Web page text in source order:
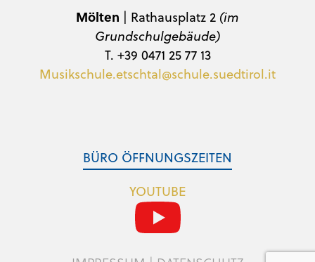
Mölten | Rathausplatz 2 (im
Grundschulgebäude)
T. +39 0471 25 77 13
Musikschule.etschtal@schule.suedtirol.it
BÜRO ÖFFNUNGSZEITEN
YOUTUBE